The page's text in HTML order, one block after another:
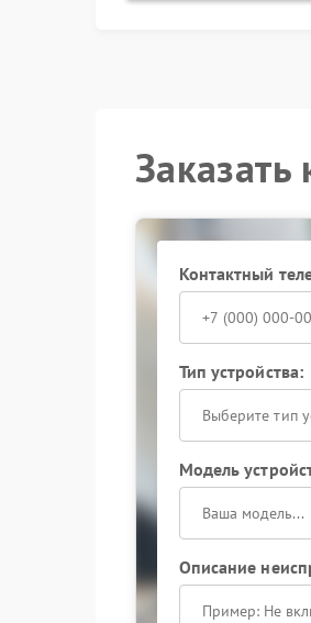
Заказать
Контактный
Тип устройства:
Выберите тип
Модель
Описание